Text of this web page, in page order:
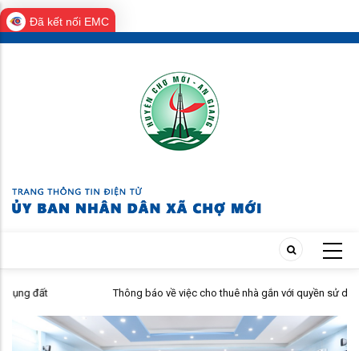
Đã kết nối EMC
Skip
Thông báo về việc cho thuê nhà gắn với quyền sử dụng đất do
tâm Dịch vụ tổng hợp xã Chợ Mới quản lý, khai thác